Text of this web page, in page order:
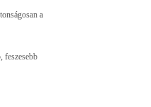
a
feszesebb